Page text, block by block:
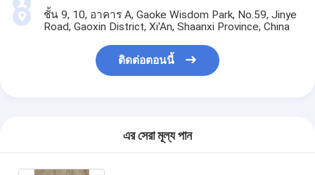
ชั้น 9, 10, อาคาร A, Gaoke Wisdom Park, No.59, Jinye
Road, Gaoxin District, Xi'An, Shaanxi Province, China
ติดต่อตอนนี้
এর সেরা মূল্য পান